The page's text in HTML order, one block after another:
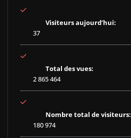
Visiteurs aujourd’hui:
37
Total des vues:
2 865 464
Nombre total de visiteurs:
180 974